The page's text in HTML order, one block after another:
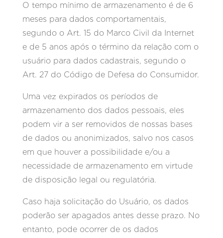
O tempo mínimo de armazenamento é de 6
meses para dados comportamentais,
segundo o Art. 15 do Marco Civil da Internet
e de 5 anos após o término da relação com o
usuário para dados cadastrais, segundo o
Art. 27 do Código de Defesa do Consumidor.
Uma vez expirados os períodos de
armazenamento dos dados pessoais, eles
podem vir a ser removidos de nossas bases
de dados ou anonimizados, salvo nos casos
em que houver a possibilidade e/ou a
necessidade de armazenamento em virtude
de disposição legal ou regulatória.
Caso haja solicitação do Usuário, os dados
poderão ser apagados antes desse prazo. No
entanto, pode ocorrer de os dados